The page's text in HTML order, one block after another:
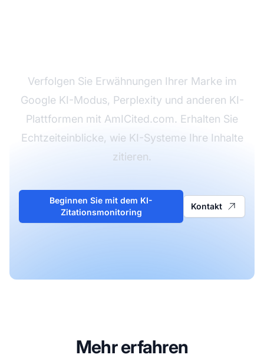
Verfolgen Sie Erwähnungen Ihrer Marke im
Google KI-Modus, Perplexity und anderen KI-
Plattformen mit AmICited.com. Erhalten Sie
Echtzeiteinblicke, wie KI-Systeme Ihre Inhalte
zitieren.
Beginnen Sie mit dem KI-
Zitationsmonitoring
Kontakt
Mehr erfahren